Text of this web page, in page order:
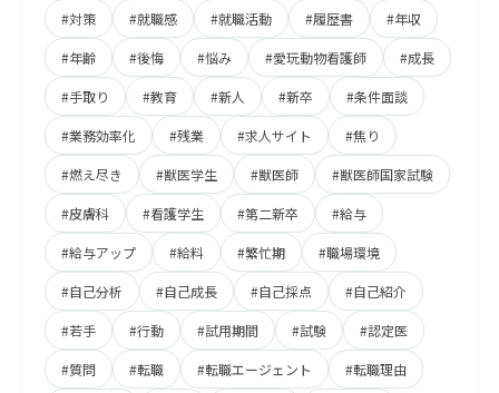
#対策 #就職感 #就職活動 #履歴書 #年収
#年齢 #後悔 #悩み #愛玩動物看護師 #成長
#手取り #教育 #新人 #新卒 #条件面談
#業務効率化 #残業 #求人サイト #焦り
#燃え尽き #獣医学生 #獣医師 #獣医師国家試験
#皮膚科 #看護学生 #第二新卒 #給与
#給与アップ #給料 #繁忙期 #職場環境
#自己分析 #自己成長 #自己採点 #自己紹介
#若手 #行動 #試用期間 #試験 #認定医
#質問 #転職 #転職エージェント #転職理由